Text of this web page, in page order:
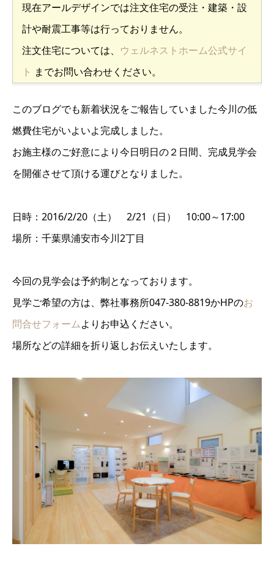
現在アールデザインでは注文住宅の受注・建築・設
計や耐震工事等は行っておりません。
注文住宅については、 ウェルネストホーム公式サイ
ト までお問い合わせください。
このブログでも新着状況をご報告していました今川の低
燃費住宅がいよいよ完成しました。
お施主様のご好意により今日明日の２日間、完成見学会
を開催させて頂ける運びとなりました。
日時：2016/2/20（土） 2/21（日） 10:00～17:00
場所：千葉県浦安市今川2丁目
今回の見学会は予約制となっております。
見学ご希望の方は、弊社事務所047-380-8819かHPのお
問合せフォームよりお申込ください。
場所などの詳細を折り返しお伝えいたします。